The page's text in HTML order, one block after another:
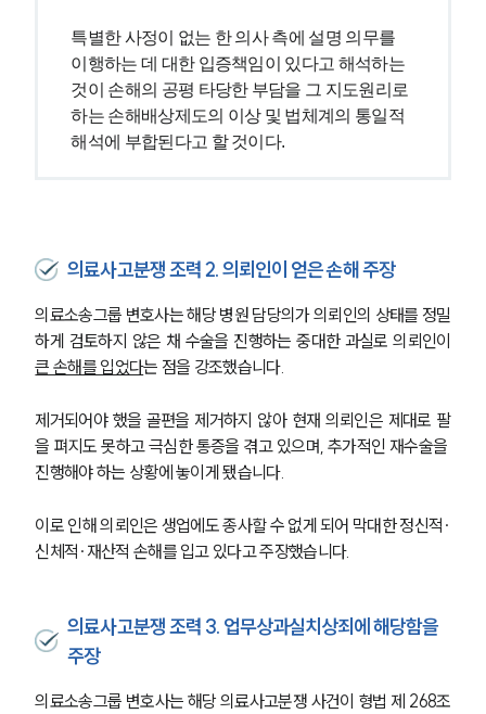
특별한 사정이 없는 한 의사 측에 설명 의무를
이행하는 데 대한 입증책임이 있다고 해석하는
것이 손해의 공평 타당한 부담을 그 지도원리로
하는 손해배상제도의 이상 및 법체계의 통일적
해석에 부합된다고 할 것이다.
의료사고분쟁 조력 2. 의뢰인이 얻은 손해 주장
의료소송그룹 변호사는 해당 병원 담당의가 의뢰인의 상태를 정밀
하게 검토하지 않은 채 수술을 진행하는 중대한 과실로 의뢰인이
큰 손해를 입었다는 점을 강조했습니다.
제거되어야 했을 골편을 제거하지 않아 현재 의뢰인은 제대로 팔
을 펴지도 못하고 극심한 통증을 겪고 있으며, 추가적인 재수술을
진행해야 하는 상황에 놓이게 됐습니다.
이로 인해 의뢰인은 생업에도 종사할 수 없게 되어 막대한 정신적∙
신체적∙재산적 손해를 입고 있다고 주장했습니다.
의료사고분쟁 조력 3. 업무상과실치상죄에 해당함을
주장
의료소송그룹 변호사는 해당 의료사고분쟁 사건이 형법 제 268조